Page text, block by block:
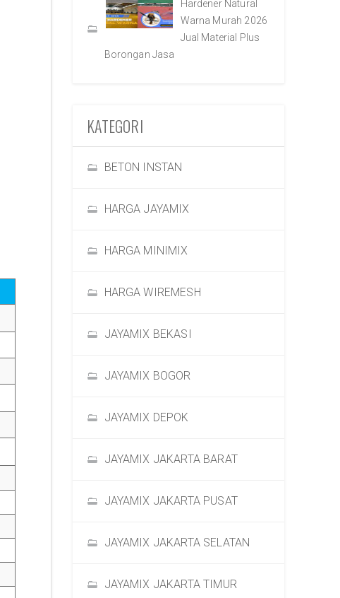
Hardener Natural
Warna Murah 2026
Jual Material Plus
Borongan Jasa
KATEGORI
BETON INSTAN
HARGA JAYAMIX
HARGA MINIMIX
HARGA WIREMESH
JAYAMIX BEKASI
JAYAMIX BOGOR
JAYAMIX DEPOK
JAYAMIX JAKARTA BARAT
JAYAMIX JAKARTA PUSAT
JAYAMIX JAKARTA SELATAN
JAYAMIX JAKARTA TIMUR